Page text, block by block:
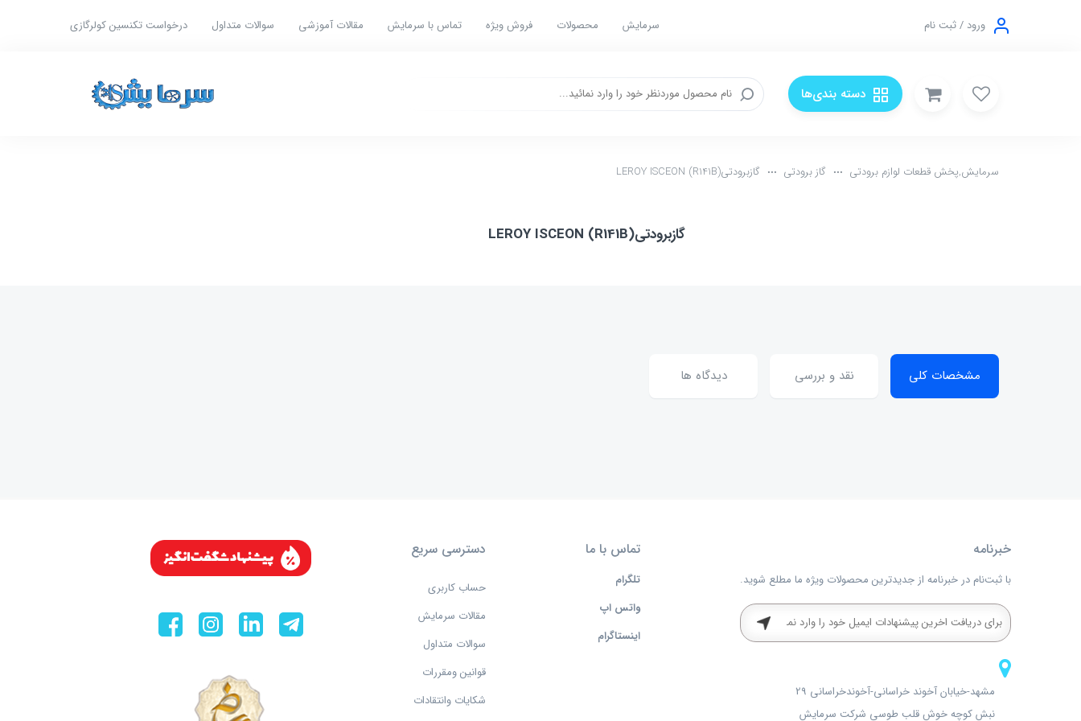
ورود / ثبت نام سرمایش محصولات فروش ویژه تماس با سرمایش مقالات آموزشی سوالات متداول درخواست تکنسین کولرگازی
دسته بندی‌ها
سرمایش,پخش قطعات لوازم برودتی گاز برودتی گازبرودتیLEROY ISCEON (R141B)
گازبرودتیLEROY ISCEON (R141B)
مشخصات کلی نقد و بررسی دیدگاه ها
خبرنامه
با ثبت‌نام در خبرنامه از جدیدترین محصولات ویژه ما مطلع شوید.
مشهد-خیابان آخوند خراسانی-آخوندخراسانی 29
نبش کوچه خوش قلب طوسی شرکت سرمایش
تماس با ما
تلگرام
واتس اپ
اینستاگرام
دسترسی سریع
حساب کاربری
مقالات سرمایش
سوالات متداول
قوانین ومقررات
شکایات وانتقادات